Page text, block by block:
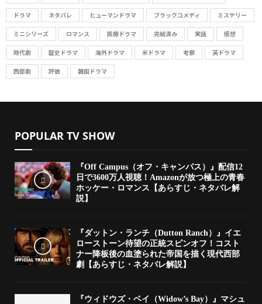
ドラマ ネタバレ ヒューマンドラマ ブラックコメディ ミステリー
ミニシリーズ ロマンス 医療ドラマ 完結済み 実話 感想
時代劇 歴史ドラマ 海外ドラマ 米ドラマ 考察 英ドラマ
西部劇 評価 韓国ドラマ
POPULAR TV SHOW
『Off Campus（オフ・キャンパス）』配信12
日で3600万人視聴！Amazonが放つ極上の青春
ホッケー・ロマンス【あらすじ・ネタバレ解
説】
『ダットン・ランチ（Dutton Ranch）』イエ
ローストーン待望の正統スピンオフ！コスト
ナー降板後の血塗られた帝国を描く現代西部
劇【あらすじ・ネタバレ解説】
『ウィドウズ・ベイ（Widow’s Bay）』マシュ